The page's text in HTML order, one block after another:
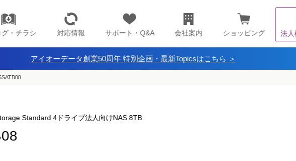
グ・チラシ 対応情報 サポート・Q&A 会社案内 ショッピング 法人
アイオーデータ創業50周年 特別企画・最新Topicsはこちら ＞
Standard 4ドライブ法人向けNAS 8TB